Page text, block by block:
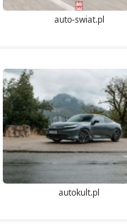
auto-swiat.pl
autokult.pl